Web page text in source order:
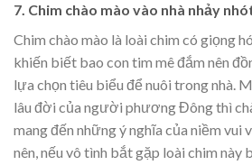
7. Chim chào mào vào nhà nhảy
Chim chào mào là loài chim có giọng
khiến biết bao con tim mê đắm nên
lựa chọn tiêu biểu để nuôi trong nhà.
lâu đời của người phương Đông thì
mang đến những ý nghĩa của niềm vui
nên, nếu vô tình bắt gặp loài chim này